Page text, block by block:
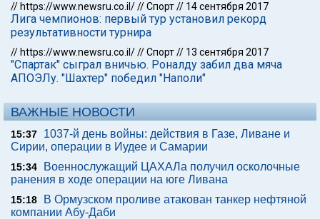
// https://www.newsru.co.il///Спорт// 14 сентября 2017
Лига чемпионов: первый тур установил рекорд
результативности турнира
// https://www.newsru.co.il///Спорт// 13 сентября 2017
"Спартак" сыграл вничью. Роналду забил два мяча
АПОЭЛу. "Шахтер" победил "Наполи"
ВАЖНЫЕ НОВОСТИ
15:37
1037-й день войны: действия в Газе, Ливане и
Сирии, операции в Иудее и Самарии
15:34
Военнослужащий ЦАХАЛа получил осколочные
ранения в ходе операции на юге Ливана
15:18
В Ормузском проливе атакован танкер нефтяной
компании Абу-Даби